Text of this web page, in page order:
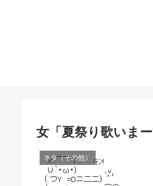
女「夏祭り歌いま
ネタ（その他）